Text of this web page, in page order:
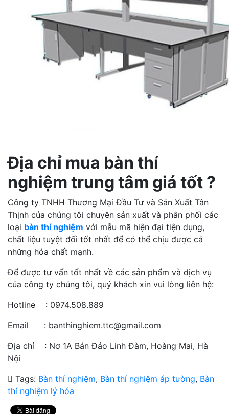
Địa chỉ mua bàn thí
nghiệm trung tâm giá tốt ?
Công ty TNHH Thương Mại Đầu Tư và Sản Xuất Tân
Thịnh của chúng tôi chuyên sản xuất và phân phối các
loại bàn thí nghiệm với mẫu mã hiện đại tiện dụng,
chất liệu tuyệt đối tốt nhất để có thể chịu được cả
những hóa chất mạnh.
Để được tư vấn tốt nhất về các sản phẩm và dịch vụ
của công ty chúng tôi, quý khách xin vui lòng liên hệ:
Hotline : 0974.508.889
Email : banthinghiem.ttc@gmail.com
Địa chỉ : Nơ 1A Bán Đảo Linh Đàm, Hoàng Mai, Hà
Nội
Tags: Bàn thí nghiệm, Bàn thí nghiệm áp tường, Bàn
thí nghiệm lý hóa